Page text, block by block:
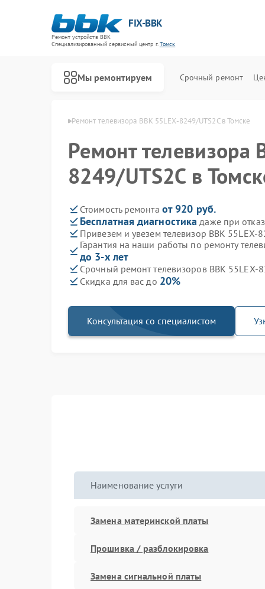
FIX-BBK
Ремонт устройств BBK
Специализированный cервисный центр г.Томск
Мы ремонтируем Срочный ремонт
Ремонт телевизора BBK 55LEX-8249/UTS2C в Томске
Ремонт телевизора
8249/UTS2C в
Стоимость ремонта от 920 руб.
Бесплатная диагностика даже при
Привезем и увезем телевизор BBK 55LEX-
Гарантия на наши работы по ремонту
до 3-х лет
Срочный ремонт телевизоров BBK 55LEX-
Скидка для вас до 20%
Консультация со специалистом
Наименование услуги
Замена материнской платы
Прошивка / разблокировка
Замена сигнальной платы